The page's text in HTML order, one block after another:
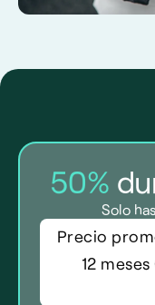
50%
Solo
Precio
12